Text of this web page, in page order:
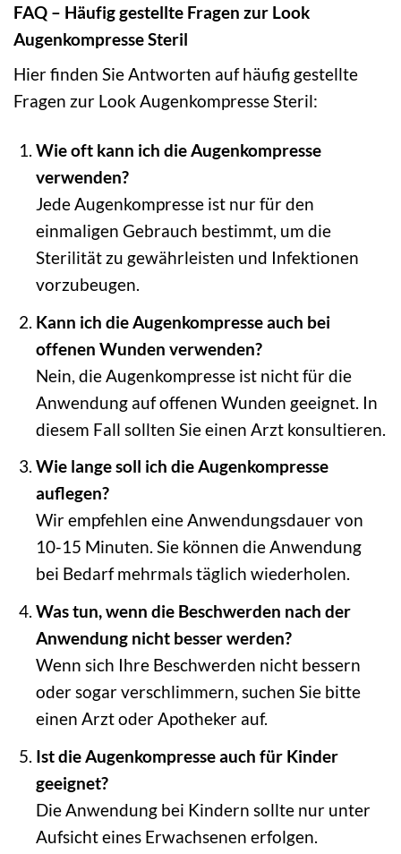
FAQ – Häufig gestellte Fragen zur Look
Augenkompresse Steril
Hier finden Sie Antworten auf häufig gestellte
Fragen zur Look Augenkompresse Steril:
Wie oft kann ich die Augenkompresse
verwenden?
Jede Augenkompresse ist nur für den
einmaligen Gebrauch bestimmt, um die
Sterilität zu gewährleisten und Infektionen
vorzubeugen.
Kann ich die Augenkompresse auch bei
offenen Wunden verwenden?
Nein, die Augenkompresse ist nicht für die
Anwendung auf offenen Wunden geeignet. In
diesem Fall sollten Sie einen Arzt konsultieren.
Wie lange soll ich die Augenkompresse
auflegen?
Wir empfehlen eine Anwendungsdauer von
10-15 Minuten. Sie können die Anwendung
bei Bedarf mehrmals täglich wiederholen.
Was tun, wenn die Beschwerden nach der
Anwendung nicht besser werden?
Wenn sich Ihre Beschwerden nicht bessern
oder sogar verschlimmern, suchen Sie bitte
einen Arzt oder Apotheker auf.
Ist die Augenkompresse auch für Kinder
geeignet?
Die Anwendung bei Kindern sollte nur unter
Aufsicht eines Erwachsenen erfolgen.